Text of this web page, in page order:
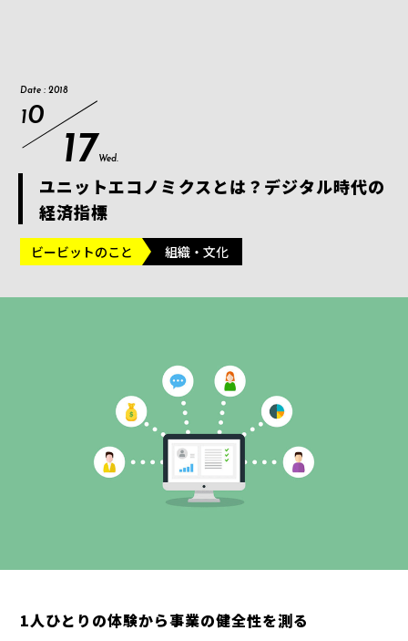
Date : 2018
10
17Wed.
ユニットエコノミクスとは？デジタル時代の
経済指標
ビービットのこと 組織・文化
1人ひとりの体験から事業の健全性を測る